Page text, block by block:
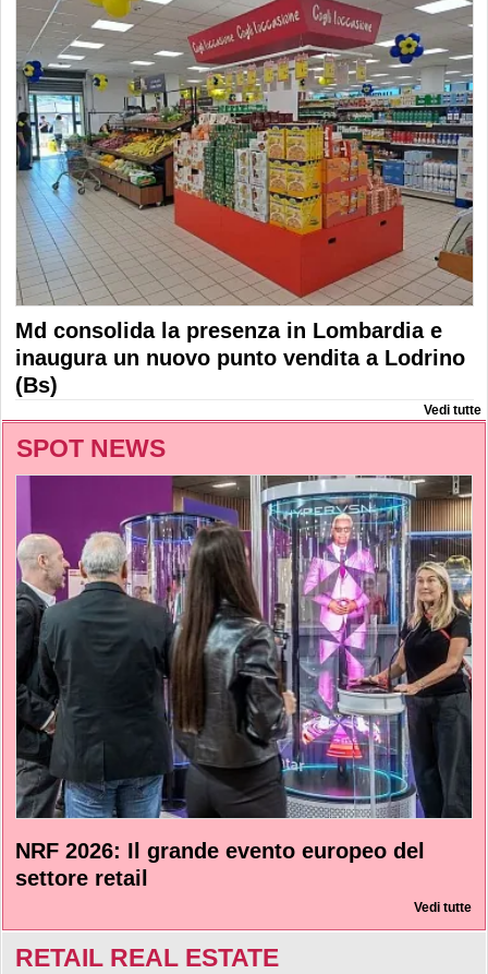
Md consolida la presenza in Lombardia e
inaugura un nuovo punto vendita a Lodrino
(Bs)
Vedi tutte
SPOT NEWS
NRF 2026: Il grande evento europeo del
settore retail
Vedi tutte
RETAIL REAL ESTATE